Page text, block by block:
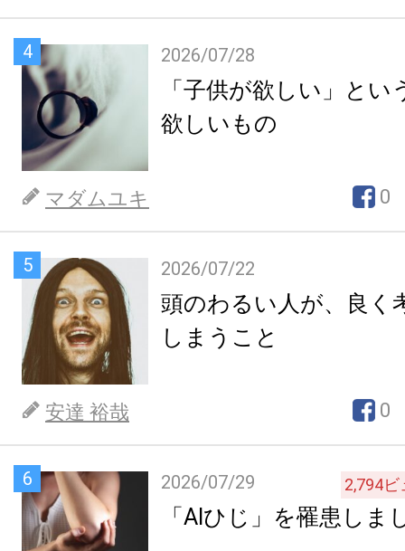
4 2026/07/28
「子供が欲しい」とい
欲しいもの
マダムユキ 0
5 2026/07/22
頭のわるい人が、良く
しまうこと
安達 裕哉 0
6 2026/07/29 2,794ビ
「AIひじ」を罹患しま